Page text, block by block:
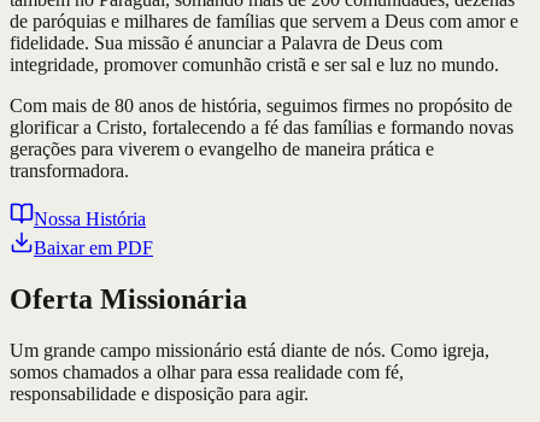
de paróquias e milhares de famílias que servem a Deus com amor e
fidelidade. Sua missão é anunciar a Palavra de Deus com
integridade, promover comunhão cristã e ser sal e luz no mundo.
Com mais de 80 anos de história, seguimos firmes no propósito de
glorificar a Cristo, fortalecendo a fé das famílias e formando novas
gerações para viverem o evangelho de maneira prática e
transformadora.
Nossa História
Baixar em PDF
Oferta Missionária
Um grande campo missionário está diante de nós. Como igreja,
somos chamados a olhar para essa realidade com fé,
responsabilidade e disposição para agir.